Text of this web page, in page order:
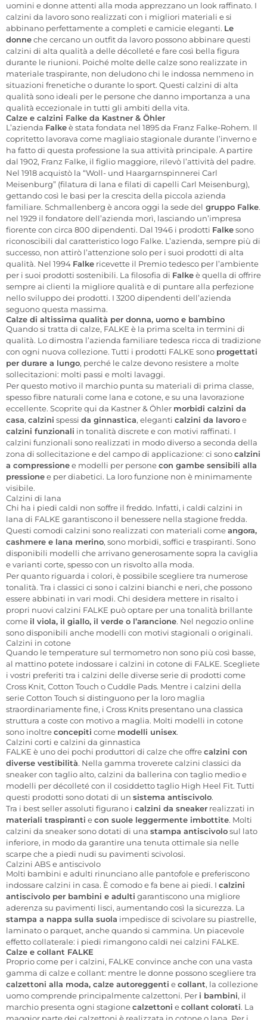
uomini e donne attenti alla moda apprezzano un look raffinato. I
calzini da lavoro sono realizzati con i migliori materiali e si
abbinano perfettamente a completi e camicie eleganti. Le
donneche cercano un outfit da lavoro possono abbinare questi
calzini di alta qualità a delle décolleté e fare così bella figura
durante le riunioni. Poiché molte delle calze sono realizzate in
materiale traspirante, non deludono chi le indossa nemmeno in
situazioni frenetiche o durante lo sport. Questi calzini di alta
qualità sono ideali per le persone che danno importanza a una
qualità eccezionale in tutti gli ambiti della vita.
Calze e calzini Falke da Kastner & Öhler
L’azienda Falkeè stata fondata nel 1895 da Franz Falke-Rohem. Il
copritetto lavorava come magliaio stagionale durante l’inverno e
ha fatto di questa professione la sua attività principale. A partire
dal 1902, Franz Falke, il figlio maggiore, rilevò l’attività del padre.
Nel 1918 acquistò la “Woll- und Haargarnspinnerei Carl
Meisenburg” (filatura di lana e filati di capelli Carl Meisenburg),
gettando così le basi per la crescita della piccola azienda
familiare. Schmallenberg è ancora oggi la sede del gruppo Falke.
nel 1929 il fondatore dell’azienda morì, lasciando un’impresa
fiorente con circa 800 dipendenti. Dal 1946 i prodotti Falkesono
riconoscibili dal caratteristico logo Falke. L’azienda, sempre più di
successo, non attirò l’attenzione solo per i suoi prodotti di alta
qualità. Nel 1994 Falke ricevette il Premio tedesco per l’ambiente
per i suoi prodotti sostenibili. La filosofia di Falkeè quella di offrire
sempre ai clienti la migliore qualità e di puntare alla perfezione
nello sviluppo dei prodotti. I 3200 dipendenti dell’azienda
seguono questa massima.
Calze di altissima qualità per donna, uomo e bambino
Quando si tratta di calze, FALKE è la prima scelta in termini di
qualità. Lo dimostra l’azienda familiare tedesca ricca di tradizione
con ogni nuova collezione. Tutti i prodotti FALKE sono progettati
per durare a lungo, perché le calze devono resistere a molte
sollecitazioni: molti passi e molti lavaggi.
Per questo motivo il marchio punta su materiali di prima classe,
spesso fibre naturali come lana e cotone, e su una lavorazione
eccellente. Scoprite qui da Kastner & Öhler morbidi calzini da
casa, calzini spessi da ginnastica, eleganti calzini da lavoroe
calzini funzionali in tonalità discrete e con motivi raffinati. I
calzini funzionali sono realizzati in modo diverso a seconda della
zona di sollecitazione e del campo di applicazione: ci sonocalzini
a compressionee modelli per personecon gambe sensibili alla
pressionee per diabetici. La loro funzione non è minimamente
visibile.
Calzini di lana
Chi ha i piedi caldi non soffre il freddo. Infatti, i caldi calzini in
lana di FALKE garantiscono il benessere nella stagione fredda.
Questi comodi calzini sono realizzati con materiali comeangora,
cashmere e lana merino, sono morbidi, soffici e traspiranti. Sono
disponibili modelli che arrivano generosamente sopra la caviglia
e varianti corte, spesso con un risvolto alla moda.
Per quanto riguarda i colori, è possibile scegliere tra numerose
tonalità. Tra i classici ci sono i calzini bianchi e neri, che possono
essere abbinati in vari modi. Chi desidera mettere in risalto i
propri nuovi calzini FALKE può optare per una tonalità brillante
come il viola, il giallo, il verde o l’arancione. Nel negozio online
sono disponibili anche modelli con motivi stagionali o originali.
Calzini in cotone
Quando le temperature sul termometro non sono più così basse,
al mattino potete indossare i calzini in cotone di FALKE. Scegliete
i vostri preferiti tra i calzini delle diverse serie di prodotti come
Cross Knit, Cotton Touch o Cuddle Pads. Mentre i calzini della
serie Cotton Touch si distinguono per la loro maglia
straordinariamente fine, i Cross Knits presentano una classica
struttura a coste con motivo a maglia. Molti modelli in cotone
sono inoltreconcepiti come modelli unisex.
Calzini corti e calzini da ginnastica
FALKE è uno dei pochi produttori di calze che offrecalzini con
diverse vestibilità. Nella gamma troverete calzini classici da
sneaker con taglio alto, calzini da ballerina con taglio medio e
modelli per décolleté con il cosiddetto taglio High Heel Fit. Tutti
questi prodotti sono dotati di un sistema antiscivolo.
Tra i best seller assoluti figurano i calzini da sneaker realizzati in
materiali traspiranti econ suole leggermente imbottite. Molti
calzini da sneaker sono dotati di una stampa antiscivolosul lato
inferiore, in modo da garantire una tenuta ottimale sia nelle
scarpe che a piedi nudi su pavimenti scivolosi.
Calzini ABS e antiscivolo
Molti bambini e adulti rinunciano alle pantofole e preferiscono
indossare calzini in casa. È comodo e fa bene ai piedi. I calzini
antiscivolo per bambini e adulti garantiscono una migliore
aderenza su pavimenti lisci, aumentando così la sicurezza. La
stampa a nappa sulla suola impedisce di scivolare su piastrelle,
laminato o parquet, anche quando si cammina. Un piacevole
effetto collaterale: i piedi rimangono caldi nei calzini FALKE.
Calze e collant FALKE
Proprio come per i calzini, FALKE convince anche con una vasta
gamma di calze e collant: mentre le donne possono scegliere tra
calzettoni alla moda, calze autoreggenti ecollant, la collezione
uomo comprende principalmente calzettoni. Per i bambini, il
marchio presenta ogni stagionecalzettoni ecollant colorati. La